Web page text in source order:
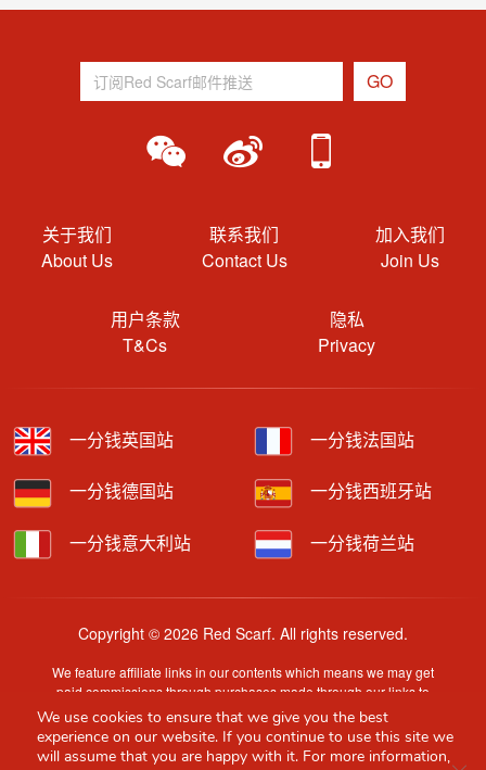
关于我们
About Us
联系我们
Contact Us
加入我们
Join Us
用户条款
T&Cs
隐私
Privacy
一分钱英国站 一分钱法国站
一分钱德国站 一分钱西班牙站
一分钱意大利站 一分钱荷兰站
Copyright © 2026 Red Scarf. All rights reserved.
We feature affiliate links in our contents which means we may get
paid commissions through purchases made through our links to
retailer sites.
Content is provided by users, brands or merchants. Some
information may have been generated by AI and is provided for
We use cookies to ensure that we give you the best
experience on our website. If you continue to use this site we
will assume that you are happy with it. For more information,